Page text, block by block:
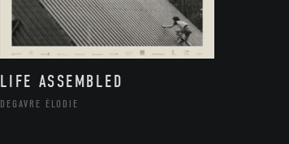
LIFE ASSEMBLED
DEGAVRE ÉLODIE